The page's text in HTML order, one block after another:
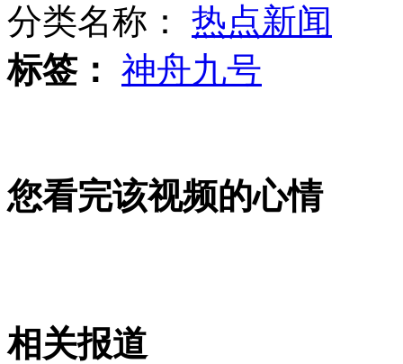
揭秘神九航天员食谱 升空前须洗肠
赴南沙黄岩岛海南渔民补习法理常识
分类名称： 热点新闻
标签： 神舟九号
您看完该视频的心情
相关报道